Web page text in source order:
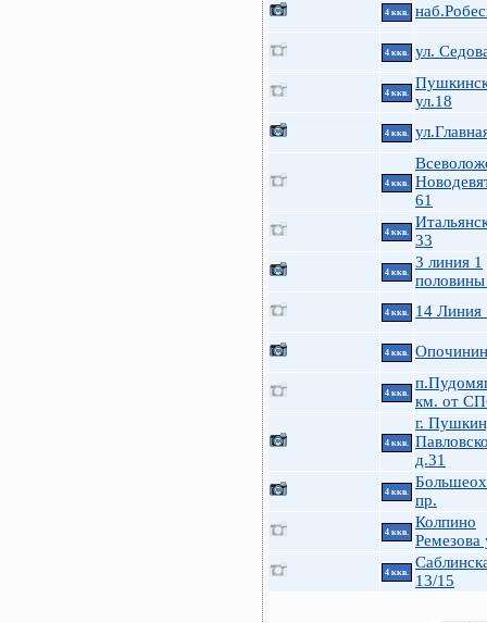
4 ккв.
4 ккв. ул.
4 ккв.
ул.18
4 ккв.
4 ккв.
61
4 ккв.
33
4 ккв.
3 линия 1
4 ккв. 14 Линия
4 ккв.
4 ккв.
км. от
4 ккв.
г.
д.31
4 ккв.
пр.
4 ккв.
Колпино
Ремезова
4 ккв.
13/15